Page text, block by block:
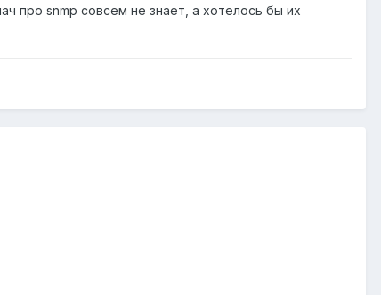
про snmp совсем не знает, а хотелось бы их